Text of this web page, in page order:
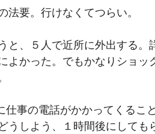
法要。行けなくてつらい。
と、５人で近所に外出する。
よかった。でもかなりショ
仕事の電話がかかってくるこ
うしよう、１時間後にして